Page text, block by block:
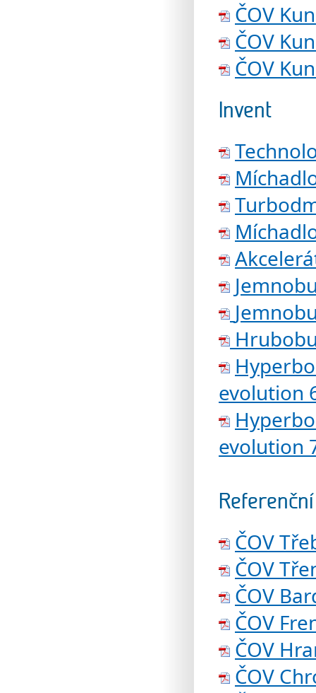
ČOV
ČOV
ČOV
Invent
evolution
evolution
ČOV
ČOV
ČOV
ČOV
ČOV
ČOV